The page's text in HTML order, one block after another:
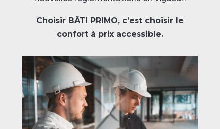
Choisir BÂTI PRIMO, c’est choisir le
confort à prix accessible.